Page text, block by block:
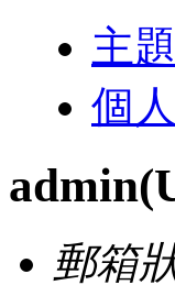
主題
個
admin
郵箱